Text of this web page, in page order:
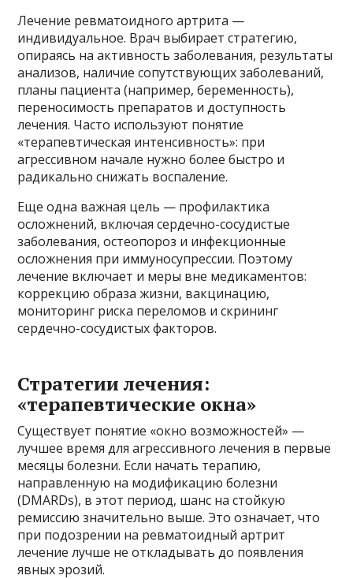
Лечение ревматоидного артрита —
индивидуальное. Врач выбирает стратегию,
опираясь на активность заболевания, результаты
анализов, наличие сопутствующих заболеваний,
планы пациента (например, беременность),
переносимость препаратов и доступность
лечения. Часто используют понятие
«терапевтическая интенсивность»: при
агрессивном начале нужно более быстро и
радикально снижать воспаление.
Еще одна важная цель — профилактика
осложнений, включая сердечно-сосудистые
заболевания, остеопороз и инфекционные
осложнения при иммуносупрессии. Поэтому
лечение включает и меры вне медикаментов:
коррекцию образа жизни, вакцинацию,
мониторинг риска переломов и скрининг
сердечно-сосудистых факторов.
Стратегии лечения:
«терапевтические окна»
Существует понятие «окно возможностей» —
лучшее время для агрессивного лечения в первые
месяцы болезни. Если начать терапию,
направленную на модификацию болезни
(DMARDs), в этот период, шанс на стойкую
ремиссию значительно выше. Это означает, что
при подозрении на ревматоидный артрит
лечение лучше не откладывать до появления
явных эрозий.